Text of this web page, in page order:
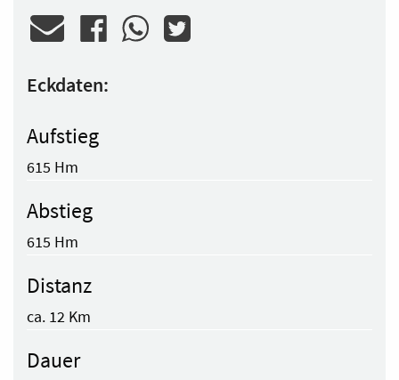
Eckdaten:
Aufstieg
615 Hm
Abstieg
615 Hm
Distanz
ca. 12 Km
Dauer